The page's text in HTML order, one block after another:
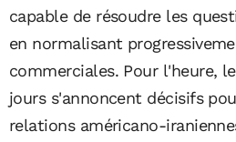
capable de résoudre les
en normalisant
commerciales. Pour l'heure,
jours s'annoncent décisifs
relations américano-